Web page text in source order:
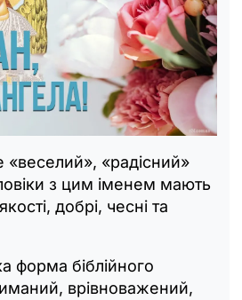
«веселий», «радісний»
з цим іменем мають
добрі, чесні та
форма біблійного
врівноважений,